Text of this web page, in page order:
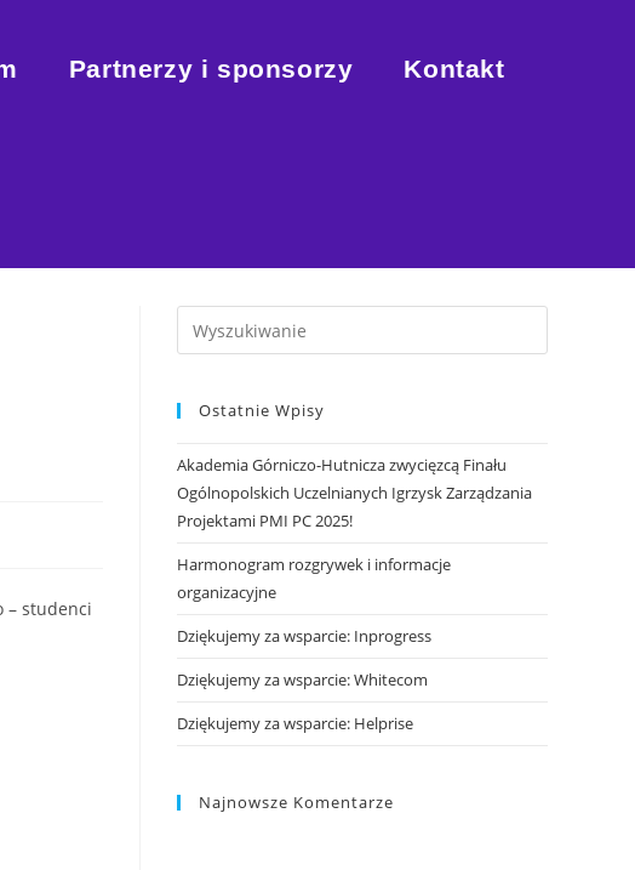
Partnerzy i sponsorzy Kontakt
– studenci
Ostatnie Wpisy
Akademia Górniczo-Hutnicza zwycięzcą Finału
Ogólnopolskich Uczelnianych Igrzysk Zarządzania
Projektami PMI PC 2025!
Harmonogram rozgrywek i informacje
organizacyjne
Dziękujemy za wsparcie: Inprogress
Dziękujemy za wsparcie: Whitecom
Dziękujemy za wsparcie: Helprise
Najnowsze Komentarze